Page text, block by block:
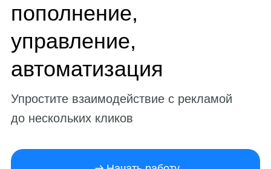
пополнение,
управление,
автоматизация
Упростите взаимодействие с рекламой
до нескольких кликов